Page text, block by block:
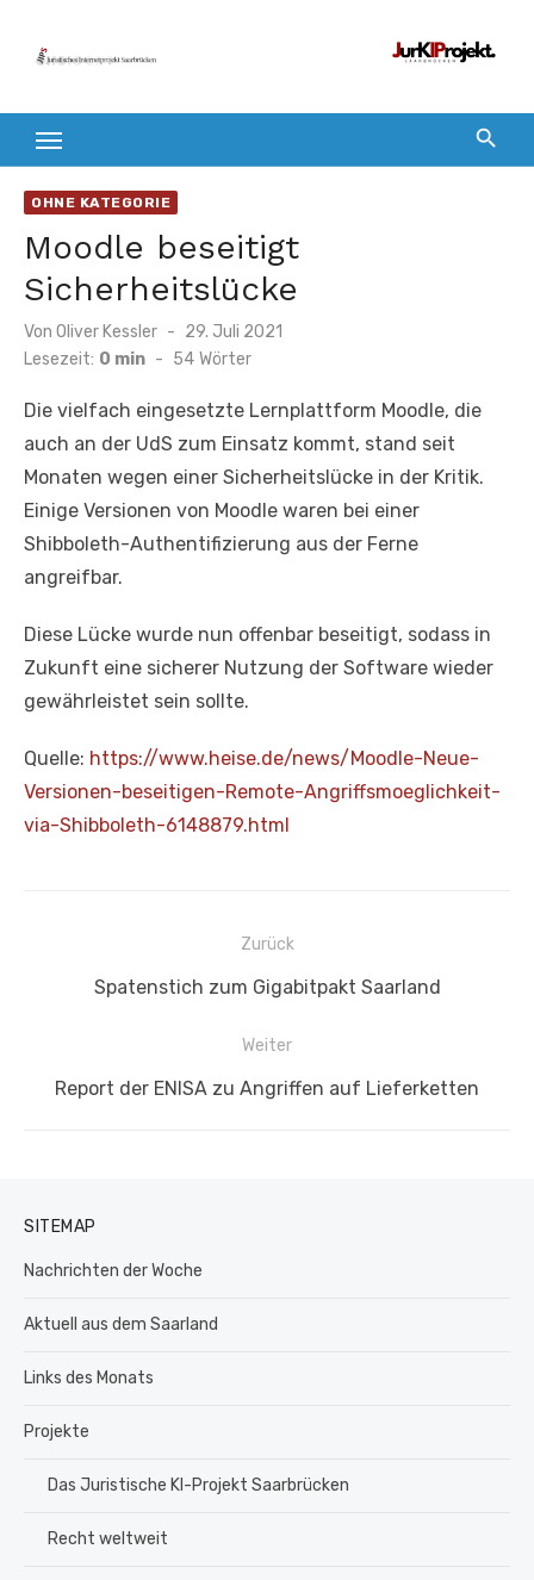
Inhalt
OHNE KATEGORIE
Moodle beseitigt
Sicherheitslücke
Von Oliver Kessler
Veröffentlicht
am
29. Juli 2021
Lesezeit: 0 min - 54 Wörter
Die vielfach eingesetzte Lernplattform Moodle, die
auch an der UdS zum Einsatz kommt, stand seit
Monaten wegen einer Sicherheitslücke in der Kritik.
Einige Versionen von Moodle waren bei einer
Shibboleth-Authentifizierung aus der Ferne
angreifbar.
Diese Lücke wurde nun offenbar beseitigt, sodass in
Zukunft eine sicherer Nutzung der Software wieder
gewährleistet sein sollte.
Quelle: https://www.heise.de/news/Moodle-Neue-
Versionen-beseitigen-Remote-Angriffsmoeglichkeit-
via-Shibboleth-6148879.html
Beitragsnavigation
Zurück
Vorheriger
Spatenstich zum Gigabitpakt Saarland
Weiter
Nächster
Report der ENISA zu Angriffen auf Lieferketten
SITEMAP
Nachrichten der Woche
Aktuell aus dem Saarland
Links des Monats
Projekte
Das Juristische KI-Projekt Saarbrücken
Recht weltweit